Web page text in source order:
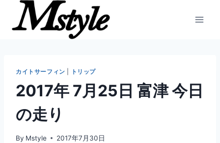
カイトサーフィン トリップ
2017年 7月25日 富津 今日
の走り
By Mstyle 2017年7月30日